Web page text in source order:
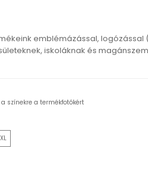
emblémázással,
iskoláknak és
színekre a termékfotókért